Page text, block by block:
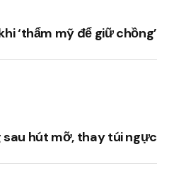
‘thẩm mỹ để giữ chồng’
sau hút mỡ, thay túi ngực